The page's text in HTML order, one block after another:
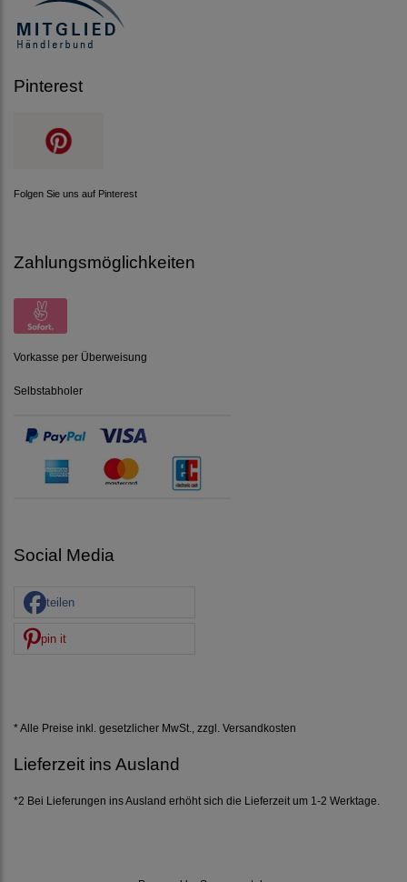
Pinterest
Folgen Sie uns auf Pinterest
Zahlungsmöglichkeiten
Vorkasse per Überweisung
Selbstabholer
Social Media
teilen
pin it
* Alle Preise inkl. gesetzlicher MwSt., zzgl. Versandkosten
Lieferzeit ins Ausland
*2 Bei Lieferungen ins Ausland erhöht sich die Lieferzeit um 1-2 Werktage.